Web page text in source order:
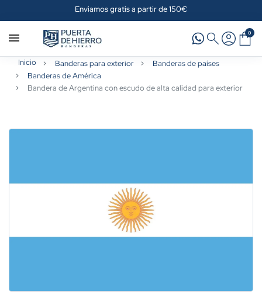
Enviamos gratis a partir de 150€
0
Inicio Banderas para exterior
Banderas de países
Banderas de América
Bandera de Argentina con escudo de alta calidad para exterior